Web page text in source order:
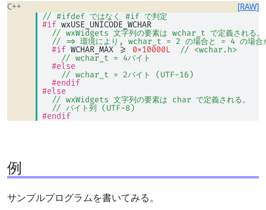
C++ [RAW]
// #ifdef ではなく #if で判定
#if wxUSE_UNICODE_WCHAR
// wxWidgets 文字列の要素は wchar_t で定義される。
// => 環境により, wchar_t = 2 の場合と = 4 の場合が
#if WCHAR_MAX >= 0x10000L
// <wchar.h>
// wchar_t = 4バイト
#else
// wchar_t = 2バイト (UTF-16)
#endif
#else
// wxWidgets 文字列の要素は char で定義される。
// バイト列 (UTF-8)
#endif
例
サンプルプログラムを書いてみる。